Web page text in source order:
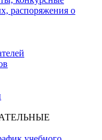
распоряжения о